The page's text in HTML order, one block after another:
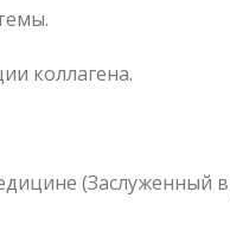
коллагена.
(Заслуженный